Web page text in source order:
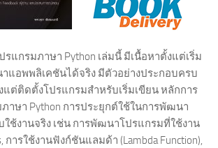
รแกรมภาษา Python เล่มนี้ มีเนื้อหาตั้งแต่เริ่ม
แอพพลิเคชันได้จริง มีตัวอย่างประกอบครบ
แต่ติดตั้งโปรแกรมสำหรับเริ่มเขียน หลักการ
าษา Python การประยุกต์ใช้ในการพัฒนา
ช้งานจริง เช่น การพัฒนาโปรแกรมที่ใช้งาน
การใช้งานฟังก์ชันแลมด้า (Lambda Function),